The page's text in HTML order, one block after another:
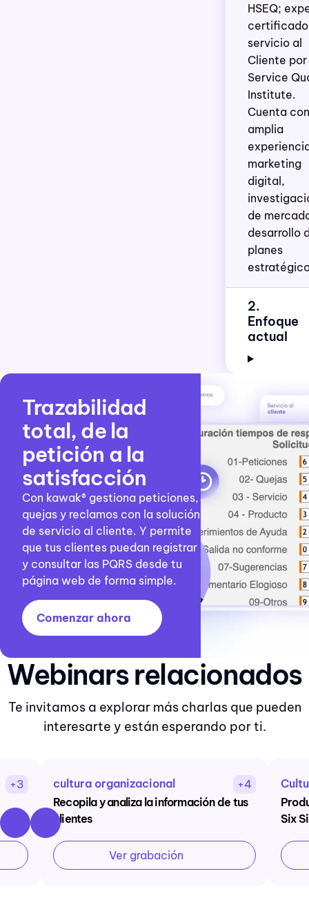
HSEQ;
certificado
servicio al
Cliente por
Service
Institute.
Cuenta
amplia
marketing
digital,
de
desarrollo
planes
2.
Enfoque
actual
Trazabilidad
total, de la
petición a la
satisfacción
Con kawak® gestiona peticiones,
quejas y reclamos con la solución
de servicio al cliente. Y permite
que tus clientes puedan registrar
y consultar las PQRS desde tu
página web de forma simple.
Comenzar ahora
Webinars relacionados
Te invitamos a explorar más charlas que pueden
interesarte y están esperando por ti.
+3 cultura organizacional
+4
Recopila y analiza la información de tus
clientes
Ver grabación
Six